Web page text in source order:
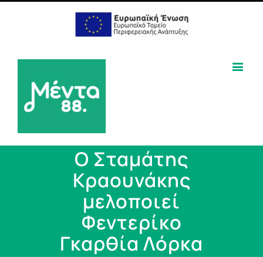
Ο Σταμάτης
Κραουνάκης
μελοποιεί
Φεντερίκο
Γκαρθία Λόρκα